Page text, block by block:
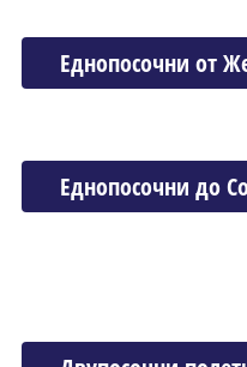
Еднопосочни от
Еднопосочни до